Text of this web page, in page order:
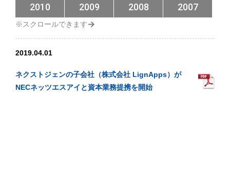
2010
2009 2008 2007
2019.04.01
ネクストジェンの子会社（株式会社 LignApps）が
NECネッツエスアイと資本業務提携を開始